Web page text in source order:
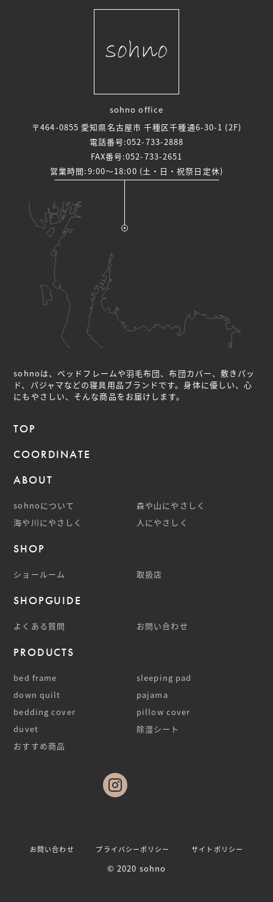
sohno office
〒464-0855 愛知県名古屋市 千種区千種通6-30-1 (2F)
電話番号:052-733-2888
FAX番号:052-733-2651
営業時間:9:00～18:00 (土・日・祝祭日定休)
sohnoは、ベッドフレームや羽毛布団、布団カバー、敷きパッ
ド、パジャマなどの寝具用品ブランドです。身体に優しい、心
にもやさしい、そんな商品をお届けします。
TOP
COORDINATE
ABOUT
sohnoについて
森や山にやさしく
海や川にやさしく
人にやさしく
SHOP
ショールーム 取扱店
SHOPGUIDE
よくある質問 お問い合わせ
PRODUCTS
bed frame
sleeping pad
down quilt
pajama
bedding cover
pillow cover
duvet
除湿シート
おすすめ商品
© 2020 sohno
お問い合わせ プライバシーポリシー サイトポリシー